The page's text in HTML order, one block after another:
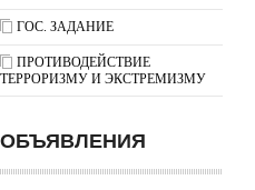
ГОС. ЗАДАНИЕ
ПРОТИВОДЕЙСТВИЕ
ТЕРРОРИЗМУ И ЭКСТРЕМИЗМУ
ОБЪЯВЛЕНИЯ